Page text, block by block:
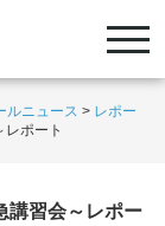
ルニュース > レポー
ポート
講習会～レポー